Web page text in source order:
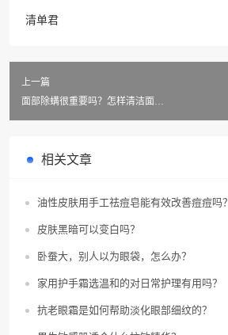
清单君
上一篇
面部除螨很重要吗？怎样清洁面
相关文章
油性皮肤用手工祛痘皂能有效改善痘痘吗？
皮肤黑暗可以变白吗？
卧蚕大，别人以为眼袋，怎么办？
家用护手霜选温和的对日常护理有用吗？
抗老眼霜是如何帮助淡化眼部细纹的？